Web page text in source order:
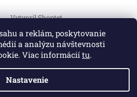
a reklám, poskytovanie
a analýzu návštevnosti
Viac informáciítu.
Nastavenie
Vytvoril Shoptet
Elektro. Všetky práva vyhradené.
nastavenie cookies